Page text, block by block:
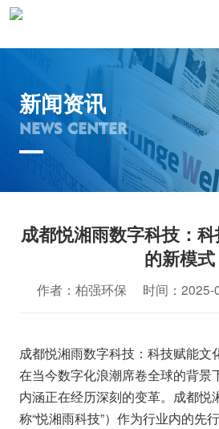
新闻资讯
NEWS CENTER
成都悦湘雨数字科技：
的新模式
作者：柏强环保 时间：
成都悦湘雨数字科技：科技赋能文
在当今数字化浪潮席卷全球的背景
内涵正在经历深刻的变革。成都悦
称“悦湘雨科技”）作为行业内的先